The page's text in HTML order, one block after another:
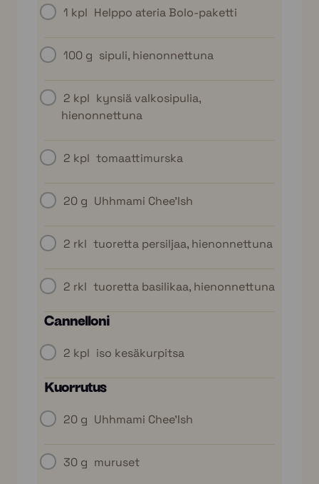
1 kpl Helppo ateria Bolo-paketti
100 g sipuli, hienonnettuna
2 kpl kynsiä valkosipulia,
hienonnettuna
2 kpl tomaattimurska
20 g Uhhmami Chee'Ish
2 rkl tuoretta persiljaa, hienonnettuna
2 rkl tuoretta basilikaa, hienonnettuna
Cannelloni
2 kpl iso kesäkurpitsa
Kuorrutus
20 g Uhhmami Chee'Ish
30 g muruset